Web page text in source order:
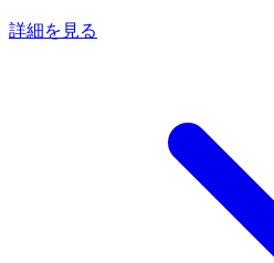
詳細を見る